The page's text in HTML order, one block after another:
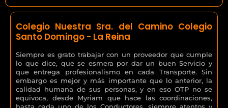
Colegio Nuestra Sra. del Camino Colegio
Santo Domingo - La Reina
Siempre es grato trabajar con un proveedor que cumple
lo que dice, que se esmera por dar un buen Servicio y
que entrega profesionalismo en cada Transporte. Sin
embargo es mejor y más importante que lo anterior, la
calidad humana de sus personas, y en eso OTP no se
equivoca, desde Myriam que hace las coordinaciones,